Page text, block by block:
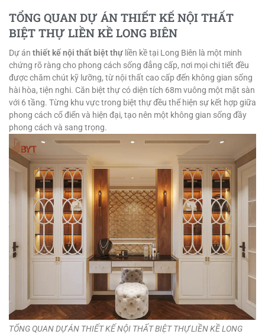
TỔNG QUAN DỰ ÁN THIẾT KẾ NỘI THẤT
BIỆT THỰ LIỀN KỀ LONG BIÊN
Dự án thiết kế nội thất biệt thự liền kề tại Long Biên là một minh
chứng rõ ràng cho phong cách sống đẳng cấp, nơi mọi chi tiết đều
được chăm chút kỹ lưỡng, từ nội thất cao cấp đến không gian sống
hài hòa, tiện nghi. Căn biệt thự có diện tích 68m vuông một mặt sàn
với 6 tầng. Từng khu vực trong biệt thự đều thể hiện sự kết hợp giữa
phong cách cổ điển và hiện đại, tạo nên một không gian sống đầy
phong cách và sang trọng.
TỔNG QUAN DỰ ÁN THIẾT KẾ NỘI THẤT BIỆT THỰ LIỀN KỀ LONG